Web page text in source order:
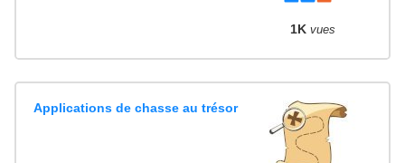
1K vues
Applications de chasse au trésor